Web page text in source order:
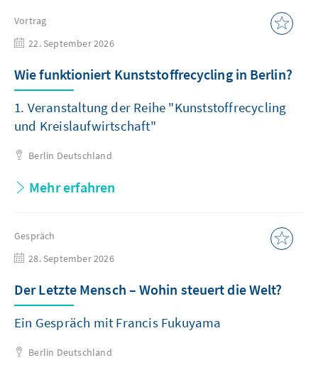
Vortrag
22. September 2026
Wie funktioniert Kunststoffrecycling in Berlin?
1. Veranstaltung der Reihe "Kunststoffrecycling
und Kreislaufwirtschaft"
Berlin Deutschland
Mehr erfahren
Gespräch
28. September 2026
Der Letzte Mensch – Wohin steuert die Welt?
Ein Gespräch mit Francis Fukuyama
Berlin Deutschland